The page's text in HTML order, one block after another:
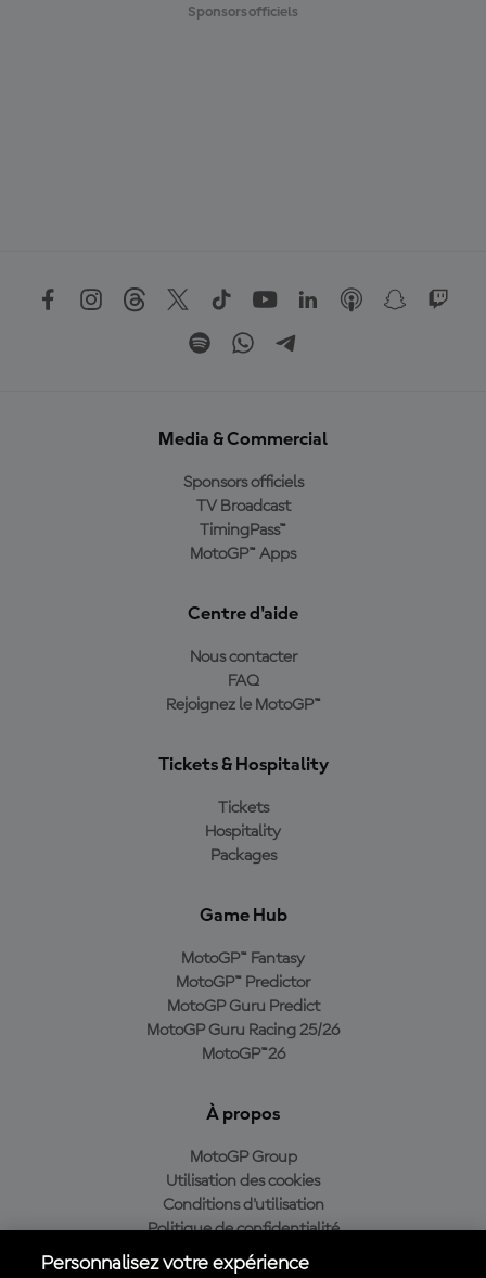
Sponsors officiels
Media & Commercial
Sponsors officiels
TV Broadcast
TimingPass™
MotoGP™ Apps
Centre d'aide
Nous contacter
FAQ
Rejoignez le MotoGP™
Tickets & Hospitality
Tickets
Hospitality
Packages
Game Hub
MotoGP™ Fantasy
MotoGP™ Predictor
MotoGP Guru Predict
MotoGP Guru Racing 25/26
MotoGP™26
À propos
MotoGP Group
Utilisation des cookies
Conditions d'utilisation
Politique de confidentialité
Politique d’achat
Personnalisez votre expérience